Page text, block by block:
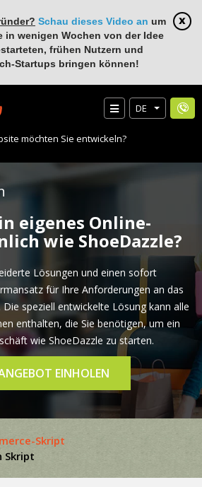
Schau dieses Video an um
in wenigen Wochen von der Idee
frühen Nutzern und
Startups bringen können!
DE
eigenes Online-
wie ShoeDazzle?
Lösungen und einen sofort
für Ihre Anforderungen an das
speziell entwickelte Lösung kann alle
enthalten, die Sie benötigen, um ein
wie ShoeDazzle zu starten.
EINHOLEN
Skript
Skript